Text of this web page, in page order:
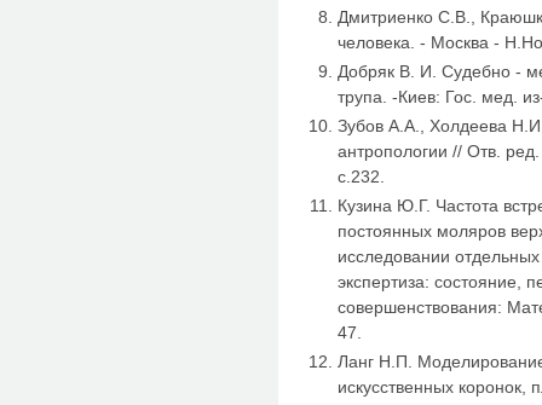
Дмитриенко С.В.,
человека. - Москва -
Добряк В. И. Судебно -
трупа. -Киев: Гос. мед.
Зубов А.А., Холдеева
антропологии // Отв.
с.232.
Кузина Ю.Г. Частота
постоянных моляров
исследовании
экспертиза: состояние,
совершенствования:
47.
Ланг Н.П.
искусственных коронок,